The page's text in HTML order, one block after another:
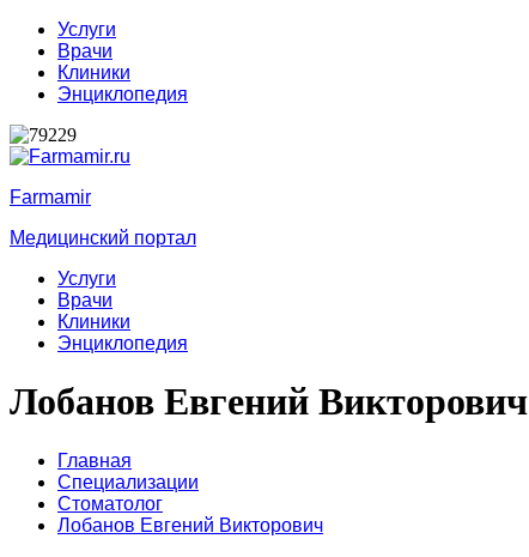
Услуги
Врачи
Клиники
Энциклопедия
Farmamir
Медицинский портал
Услуги
Врачи
Клиники
Энциклопедия
Лобанов Евгений Викторович
Главная
Специализации
Стоматолог
Лобанов Евгений Викторович